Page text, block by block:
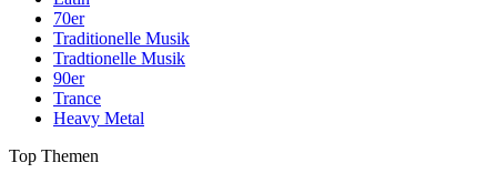
70er
Traditionelle Musik
Tradtionelle Musik
90er
Trance
Heavy Metal
Top Themen